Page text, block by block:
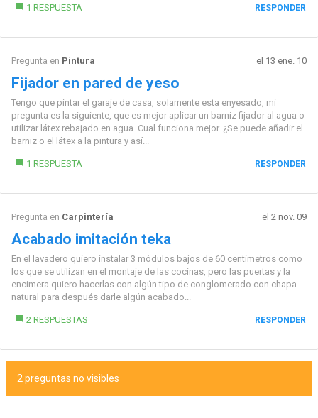
1 RESPUESTA RESPONDER
Pregunta en Pintura el 13 ene. 10
Fijador en pared de yeso
Tengo que pintar el garaje de casa, solamente esta enyesado, mi
pregunta es la siguiente, que es mejor aplicar un barniz fijador al agua o
utilizar látex rebajado en agua .Cual funciona mejor. ¿Se puede añadir el
barniz o el látex a la pintura y así...
1 RESPUESTA RESPONDER
Pregunta en Carpintería el 2 nov. 09
Acabado imitación teka
En el lavadero quiero instalar 3 módulos bajos de 60 centímetros como
los que se utilizan en el montaje de las cocinas, pero las puertas y la
encimera quiero hacerlas con algún tipo de conglomerado con chapa
natural para después darle algún acabado...
2 RESPUESTAS RESPONDER
2 preguntas no visibles